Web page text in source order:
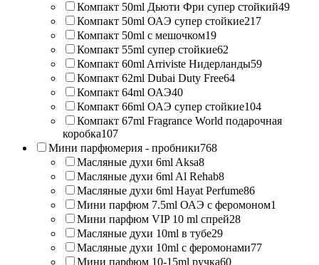
Компакт 50ml Дьюти Фри супер стойкий49
Компакт 50ml ОАЭ супер стойкие217
Компакт 50ml с мешочком19
Компакт 55ml супер стойкие62
Компакт 60ml Arriviste Нидерланды59
Компакт 62ml Dubai Duty Free64
Компакт 64ml ОАЭ40
Компакт 66ml ОАЭ супер стойкие104
Компакт 67ml Fragrance World подарочная
коробка107
Мини парфюмерия - пробники768
Масляные духи 6ml Aksa8
Масляные духи 6ml Al Rehab8
Масляные духи 6ml Hayat Perfume86
Мини парфюм 7.5ml ОАЭ с феромоном1
Мини парфюм VIP 10 ml спрей28
Масляные духи 10ml в тубе29
Масляные духи 10ml с феромонами77
Мини парфюм 10-15ml ручка60